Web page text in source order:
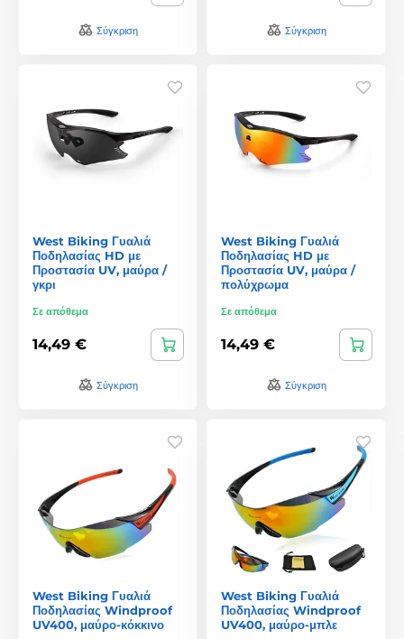
Σύγκριση Σύγκριση
West Biking Γυαλιά
Ποδηλασίας HD με
Προστασία UV, μαύρα /
γκρι
Σε απόθεμα
14,49 €
Σύγκριση
West Biking Γυαλιά
Ποδηλασίας HD με
Προστασία UV, μαύρα /
πολύχρωμα
Σε απόθεμα
14,49 €
Σύγκριση
West Biking Γυαλιά
Ποδηλασίας Windproof
UV400, μαύρο-κόκκινο
West Biking Γυαλιά
Ποδηλασίας Windproof
UV400, μαύρο-μπλε